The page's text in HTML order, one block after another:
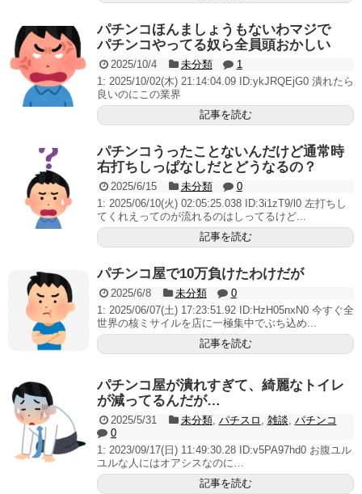
パチンコほんましょうもないわマジで
パチンコやってる奴ら全員頭おかしい
2025/10/4 未分類
1
1: 2025/10/02(木) 21:14:04.09 ID:ykJRQEjG0 潰れたら
良いのにこの業界
記事を読む
パチンコうったことないんだけど通常時
右打ちしっぱなしだとどうなるの？
2025/6/15 未分類
0
1: 2025/06/10(火) 02:05:25.038 ID:3i1zT9/l0 左打ちし
てくれえってのが流れるのはしってるけど...
記事を読む
パチンコ屋で10万負けたわけだが
2025/6/8 未分類
0
1: 2025/06/07(土) 17:23:51.92 ID:HzH05nxN0 今すぐ全
世界の核ミサイルを店に一極集中でぶち込め...
記事を読む
パチンコ屋が潰れすぎて、綺麗なトイレ
が減ってるんだが…
2025/5/31 未分類, パチスロ , 雑談, パチンコ
0
1: 2023/09/17(日) 11:49:30.28 ID:v5PA97hd0 お腹ユル
ユルな人にはオアシスなのに…
記事を読む